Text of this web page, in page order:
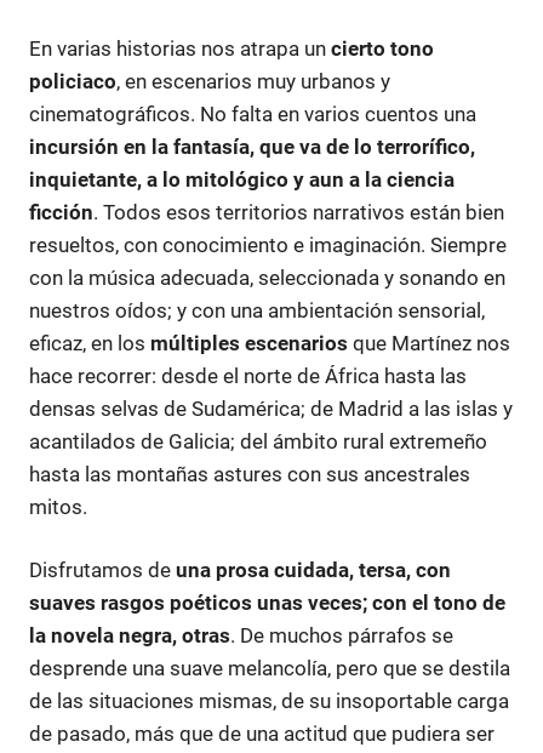
En varias historias nos atrapa un cierto tono
policiaco, en escenarios muy urbanos y
cinematográficos. No falta en varios cuentos una
incursión en la fantasía, que va de lo terrorífico,
inquietante, a lo mitológico y aun a la ciencia
ficción. Todos esos territorios narrativos están bien
resueltos, con conocimiento e imaginación. Siempre
con la música adecuada, seleccionada y sonando en
nuestros oídos; y con una ambientación sensorial,
eficaz, en los múltiples escenarios que Martínez nos
hace recorrer: desde el norte de África hasta las
densas selvas de Sudamérica; de Madrid a las islas y
acantilados de Galicia; del ámbito rural extremeño
hasta las montañas astures con sus ancestrales
mitos.
Disfrutamos de una prosa cuidada, tersa, con
suaves rasgos poéticos unas veces; con el tono de
la novela negra, otras. De muchos párrafos se
desprende una suave melancolía, pero que se destila
de las situaciones mismas, de su insoportable carga
de pasado, más que de una actitud que pudiera ser